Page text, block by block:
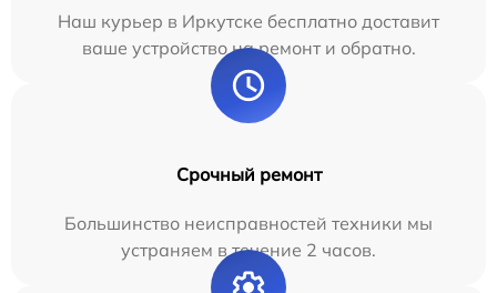
Наш курьер в Иркутске бесплатно доставит
ваше устройство на ремонт и обратно.
Срочный ремонт
Большинство неисправностей техники мы
устраняем в течение 2 часов.